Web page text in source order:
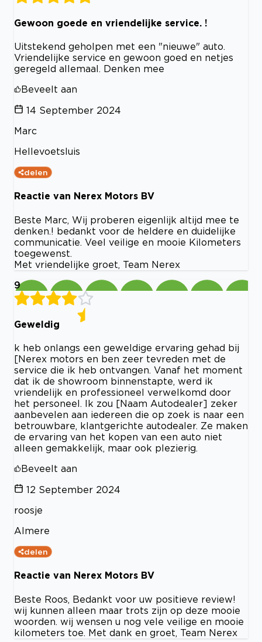
Gewoon goede en vriendelijke service. !
Uitstekend geholpen met een "nieuwe" auto.
Vriendelijke service en gewoon goed en netjes
geregeld allemaal. Denken mee
Beveelt aan
14 September 2024
Marc
Hellevoetsluis
delen
Reactie van Nerex Motors BV
Beste Marc, Wij proberen eigenlijk altijd mee te
denken.! bedankt voor de heldere en duidelijke
communicatie. Veel veilige en mooie Kilometers
toegewenst.
Met vriendelijke groet, Team Nerex
9
Geweldig
k heb onlangs een geweldige ervaring gehad bij
[Nerex motors en ben zeer tevreden met de
service die ik heb ontvangen. Vanaf het moment
dat ik de showroom binnenstapte, werd ik
vriendelijk en professioneel verwelkomd door
het personeel. Ik zou [Naam Autodealer] zeker
aanbevelen aan iedereen die op zoek is naar een
betrouwbare, klantgerichte autodealer. Ze maken
de ervaring van het kopen van een auto niet
alleen gemakkelijk, maar ook plezierig.
Beveelt aan
12 September 2024
roosje
Almere
delen
Reactie van Nerex Motors BV
Beste Roos, Bedankt voor uw positieve review!
wij kunnen alleen maar trots zijn op deze mooie
woorden. wij wensen u nog vele veilige en mooie
kilometers toe. Met dank en groet, Team Nerex